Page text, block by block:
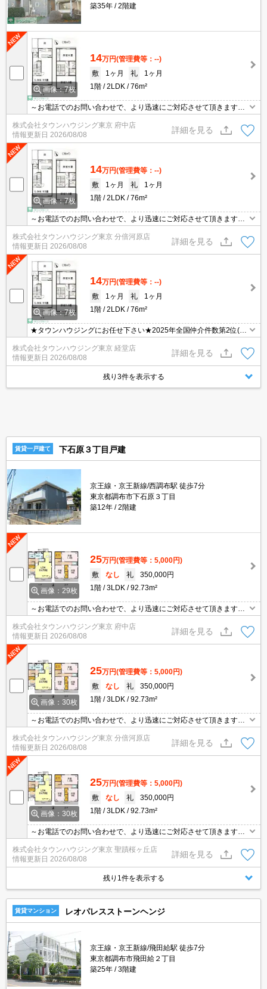
築35年
2階建
画像：7枚
14万円(管理費等：--)
敷
1ヶ月 礼
1ヶ月
1階
2LDK 76m²
～お電話でのお問い合わせで、より迅速にご対応させて頂きます～
地域密着タウンハウジングまで～
株式会社タウンハウジング東京 府中店
情報更新日 2026/08/08
詳細を見る
画像：7枚
14万円(管理費等：--)
敷
1ヶ月 礼
1ヶ月
1階
2LDK 76m²
～お電話でのお問い合わせで、より迅速にご対応させて頂きます～
地域密着タウンハウジングまで～
株式会社タウンハウジング東京 分倍河原店
情報更新日 2026/08/08
詳細を見る
画像：7枚
14万円(管理費等：--)
敷
1ヶ月 礼
1ヶ月
1階
2LDK 76m²
★タウンハウジングにお任せ下さい★2025年全国仲介件数第2位(全
国賃貸新聞2026年掲載)★
株式会社タウンハウジング東京 経堂店
情報更新日 2026/08/08
詳細を見る
残り3件を表示する
賃貸一戸建て 下石原３丁目戸建
京王線・京王新線/西調布駅 徒歩7分
東京都調布市下石原３丁目
築12年
2階建
画像：29枚
25万円(管理費等：5,000円)
敷
なし 礼
350,000円
1階
3LDK 92.73m²
～お電話でのお問い合わせで、より迅速にご対応させて頂きます～
地域密着タウンハウジングまで～
株式会社タウンハウジング東京 府中店
情報更新日 2026/08/08
詳細を見る
画像：30枚
25万円(管理費等：5,000円)
敷
なし 礼
350,000円
1階
3LDK 92.73m²
～お電話でのお問い合わせで、より迅速にご対応させて頂きます～
地域密着タウンハウジングまで～
株式会社タウンハウジング東京 分倍河原店
情報更新日 2026/08/08
詳細を見る
画像：30枚
25万円(管理費等：5,000円)
敷
なし 礼
350,000円
1階
3LDK 92.73m²
～お電話でのお問い合わせで、より迅速にご対応させて頂きます～
地域密着タウンハウジングまで～
株式会社タウンハウジング東京 聖蹟桜ヶ丘店
情報更新日 2026/08/08
詳細を見る
残り1件を表示する
賃貸マンション レオパレスストーンヘンジ
京王線・京王新線/飛田給駅 徒歩7分
東京都調布市飛田給２丁目
築25年
3階建